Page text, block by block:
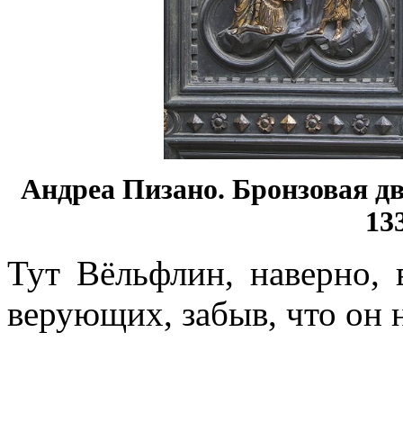
Андреа Пизано. Бронзовая
Тут Вёльфлин, наверно,
верующих, забыв, что он